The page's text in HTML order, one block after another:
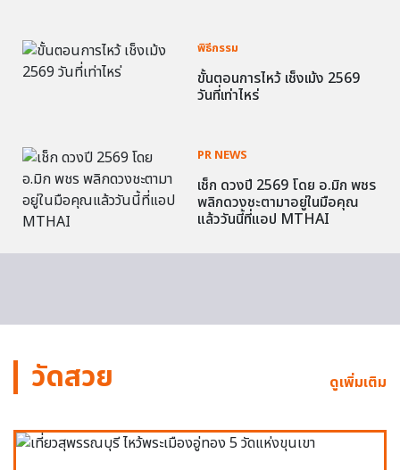
พิธีกรรม
ขั้นตอนการไหว้ เช็งเม้ง 2569
วันที่เท่าไหร่
PR NEWS
เช็ก ดวงปี 2569 โดย อ.มิก พชร
พลิกดวงชะตามาอยู่ในมือคุณ
แล้ววันนี้ที่แอป MTHAI
วัดสวย ดูเพิ่มเติม